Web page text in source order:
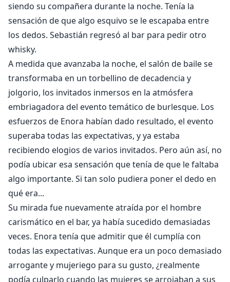
siendo su compañera durante la noche. Tenía la
sensación de que algo esquivo se le escapaba entre
los dedos. Sebastián regresó al bar para pedir otro
whisky.
A medida que avanzaba la noche, el salón de baile se
transformaba en un torbellino de decadencia y
jolgorio, los invitados inmersos en la atmósfera
embriagadora del evento temático de burlesque. Los
esfuerzos de Enora habían dado resultado, el evento
superaba todas las expectativas, y ya estaba
recibiendo elogios de varios invitados. Pero aún así, no
podía ubicar esa sensación que tenía de que le faltaba
algo importante. Si tan solo pudiera poner el dedo en
qué era...
Su mirada fue nuevamente atraída por el hombre
carismático en el bar, ya había sucedido demasiadas
veces. Enora tenía que admitir que él cumplía con
todas las expectativas. Aunque era un poco demasiado
arrogante y mujeriego para su gusto, ¿realmente
podía culparlo cuando las mujeres se arrojaban a sus